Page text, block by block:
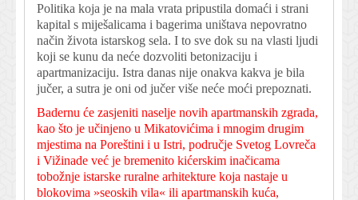
Politika koja je na mala vrata pripustila domaći i strani
kapital s miješalicama i bagerima uništava nepovratno
način života istarskog sela. I to sve dok su na vlasti ljudi
koji se kunu da neće dozvoliti betonizaciju i
apartmanizaciju. Istra danas nije onakva kakva je bila
jučer, a sutra je oni od jučer više neće moći prepoznati.
Badernu će zasjeniti naselje novih apartmanskih zgrada,
kao što je učinjeno u Mikatovićima i mnogim drugim
mjestima na Poreštini i u Istri, područje Svetog Lovreča
i Vižinade već je bremenito kićerskim inačicama
tobožnje istarske ruralne arhitekture koja nastaje u
blokovima »seoskih vila« ili apartmanskih kuća,